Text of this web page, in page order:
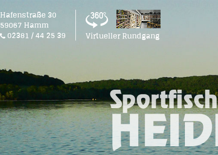
Hafenstraße 30
59067 Hamm
02381 / 44 25 39 Virtueller Rundgang